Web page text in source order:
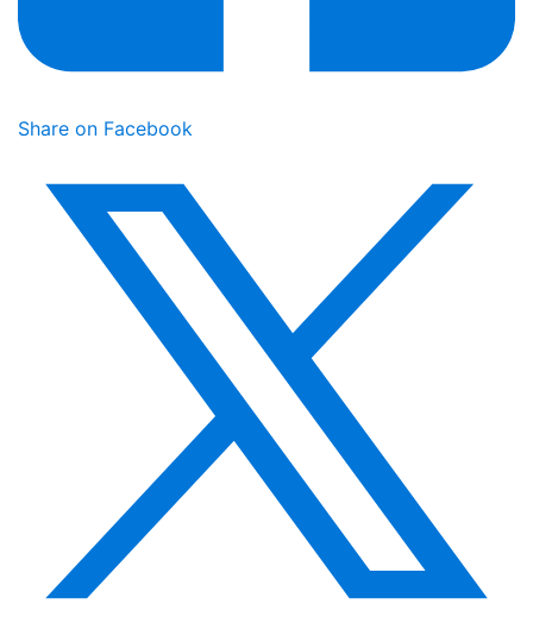
Share on Facebook